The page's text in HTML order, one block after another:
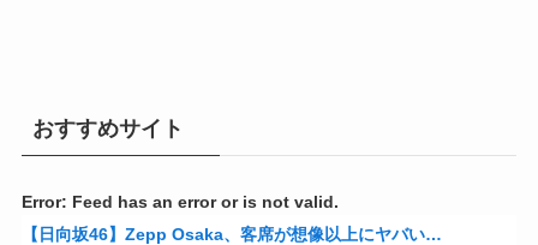
おすすめサイト
Error: Feed has an error or is not valid.
【日向坂46】Zepp Osaka、客席が想像以上にヤバい…